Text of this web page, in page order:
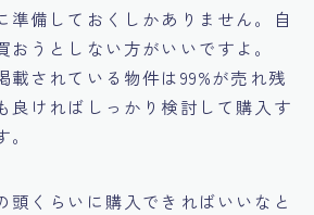
準備しておくしかありません。自
うとしない方がいいですよ。
載されている物件は99%が売れ残
良ければしっかり検討して購入す
頭くらいに購入できればいいなと